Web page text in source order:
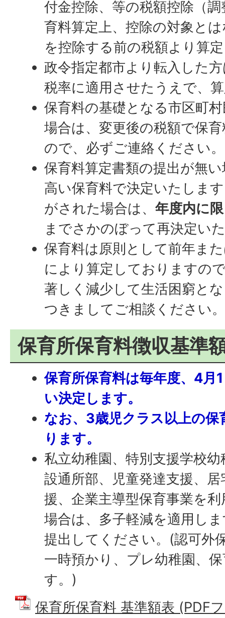
付金控除、等の税額控除（
育料算定上、控除の対象と
を控除する前の税額より算
政令指定都市より転入した
税率に適用させたうえで、
保育料の基礎となる市区町
場合は、変更後の税額で保
ので、必ずご連絡ください。
保育料算定書類の提出が無
高い保育料で決定いたしま
がされた場合は、年度内に
までさかのぼって再決定い
保育料は原則として前年ま
により算定しておりますの
著しく減少して生活困窮と
つきましてご相談ください
保育所保育料徴収基準
保育所保育料は毎年度、4月
い決定します。
なお、3歳児クラス以上の保
ります。
私立幼稚園、特別支援学校
設通所部、児童発達支援、
援、企業主導型保育事業を
場合は、多子軽減を適用し
提出してください。(認可外
一時預かり、プレ幼稚園、
す。)
保育所保育料 基準額表 (PDF